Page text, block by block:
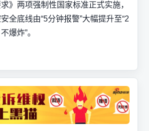
》两项强制性国家标准正式实施，
全底线由“5分钟报警”大幅提升至“2
爆炸”。